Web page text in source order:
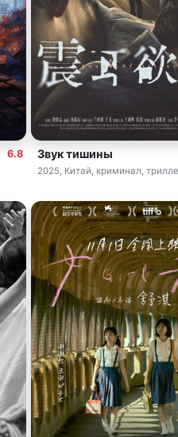
6.8 Звук тишины
2025, Китай, криминал,